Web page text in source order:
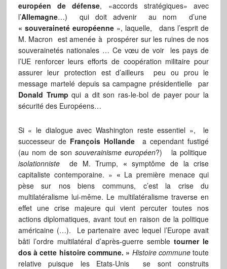
européen de défense, «accords stratégiques» avec
l’Allemagne…) qui doit advenir au nom d’une
« souveraineté européenne», laquelle, dans l’esprit de
M. Macron est amenée à prospérer sur les ruines de nos
souverainetés nationales … Ce vœu de voir les pays de
l’UE renforcer leurs efforts de coopération militaire pour
assurer leur protection est d’ailleurs peu ou prou le
message martelé depuis sa campagne présidentielle par
Donald Trump qui a dit son ras-le-bol de payer pour la
sécurité des Européens…
Si « le dialogue avec Washington reste essentiel », le
successeur de François Hollande a cependant fustigé
(au nom de son souverainisme européen?) la politique
isolationnistede M. Trump, «symptôme de la crise
capitaliste contemporaine. » « La première menace qui
pèse sur nos biens communs, c’est la crise du
multilatéralisme lui-même. Le multilatéralisme traverse en
effet une crise majeure qui vient percuter toutes nos
actions diplomatiques, avant tout en raison de la politique
américaine (…). Le partenaire avec lequel l’Europe avait
bâti l’ordre multilatéral d’après-guerre sembletourner le
dos à cette histoire commune. » Histoire communetoute
relative puisque les Etats-Unis se sont construits